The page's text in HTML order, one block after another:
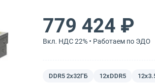
779 424 ₽
Вкл. НДС 22% • Работаем по ЭДО
DDR5 2x32ГБ 12хDDR5